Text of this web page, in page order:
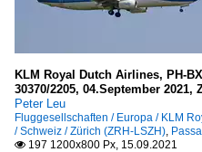
KLM Royal Dutch Airlines, PH-
30370/2205, 04.September
Peter Leu
Fluggesellschaften / Europa / KLM
/ Schweiz / Zürich (ZRH-LSZH)
 197 1200x800 Px, 15.09.2021